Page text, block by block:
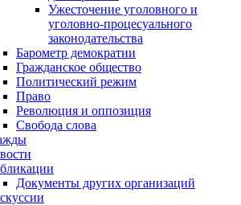
Ужесточение уголовного и
уголовно-процесуального
законодательства
Барометр демократии
Гражданское общество
Политический режим
Право
Революция и оппозиция
Свобода слова
Документы других организаций